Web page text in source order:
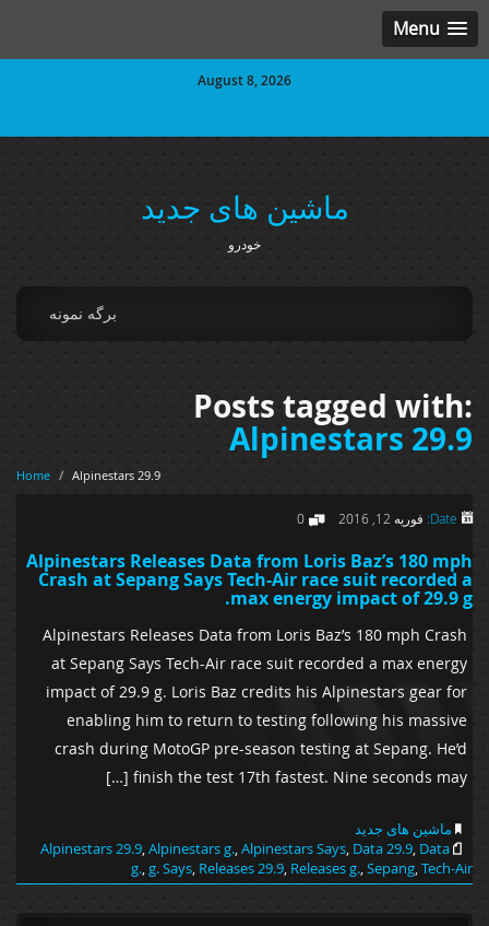
Menu
August 8, 2026
ماشین های جدید
خودرو
برگه نمونه
Posts tagged with:
Alpinestars 29.9
Home / Alpinestars 29.9
Date: فوریه 12, 2016 0
Alpinestars Releases Data from Loris Baz’s 180 mph
Crash at Sepang Says Tech-Air race suit recorded a
max energy impact of 29.9 g.
Alpinestars Releases Data from Loris Baz’s 180 mph Crash
at Sepang Says Tech-Air race suit recorded a max energy
impact of 29.9 g. Loris Baz credits his Alpinestars gear for
enabling him to return to testing following his massive
crash during MotoGP pre-season testing at Sepang. He’d
finish the test 17th fastest. Nine seconds may […]
ماشین های جدید
Alpinestars 29.9,Alpinestars g.,Alpinestars Says,Data 29.9,Data
g.,g. Says,Releases 29.9,Releases g.,Sepang,Tech-Air